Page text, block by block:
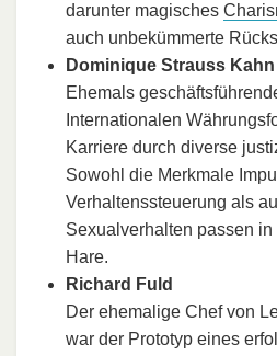
darunter magisches
auch unbekümmerte
Dominique Strauss Kahn
Ehemals
Internationalen
Karriere durch diverse
Sowohl die Merkmale
Verhaltenssteuerung als
Sexualverhalten passen
Hare.
Richard Fuld
Der ehemalige Chef von
war der Prototyp eines